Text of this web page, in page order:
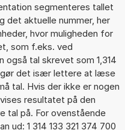
segmenteres tallet
det aktuelle nummer, her
hvor muligheden for
som f.eks. ved
også tal skrevet som 1,314
gør det især lettere at læse
tal. Hvis der ikke er nogen
resultatet på den
tal på. For ovenstående
ud: 1 314 133 321 374 700